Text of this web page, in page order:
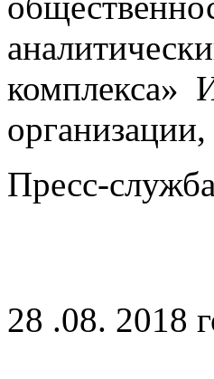
комплекса»
Пресс-
28 .08. 2018